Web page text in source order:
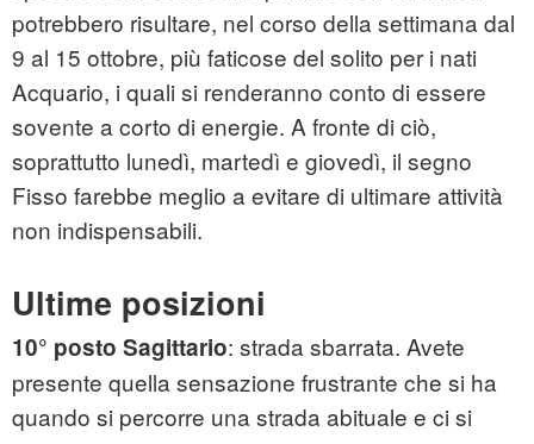
potrebbero risultare, nel corso della settimana dal
9 al 15 ottobre, più faticose del solito per i nati
Acquario, i quali si renderanno conto di essere
sovente a corto di energie. A fronte di ciò,
soprattutto lunedì, martedì e giovedì, il segno
Fisso farebbe meglio a evitare di ultimare attività
non indispensabili.
Ultime posizioni
10° posto Sagittario: strada sbarrata. Avete
presente quella sensazione frustrante che si ha
quando si percorre una strada abituale e ci si